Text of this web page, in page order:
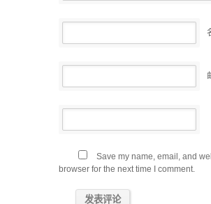
Save my name, email, and
browser for the next time I comment.